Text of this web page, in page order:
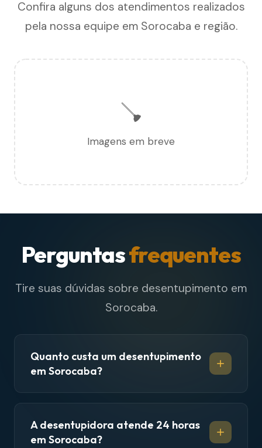
Confira alguns dos atendimentos realizados
pela nossa equipe em Sorocaba e região.
🪠
Imagens em breve
Perguntasfrequentes
Tire suas dúvidas sobre desentupimento em
Sorocaba.
Quanto custa um desentupimento
em Sorocaba?
A desentupidora atende 24 horas
em Sorocaba?